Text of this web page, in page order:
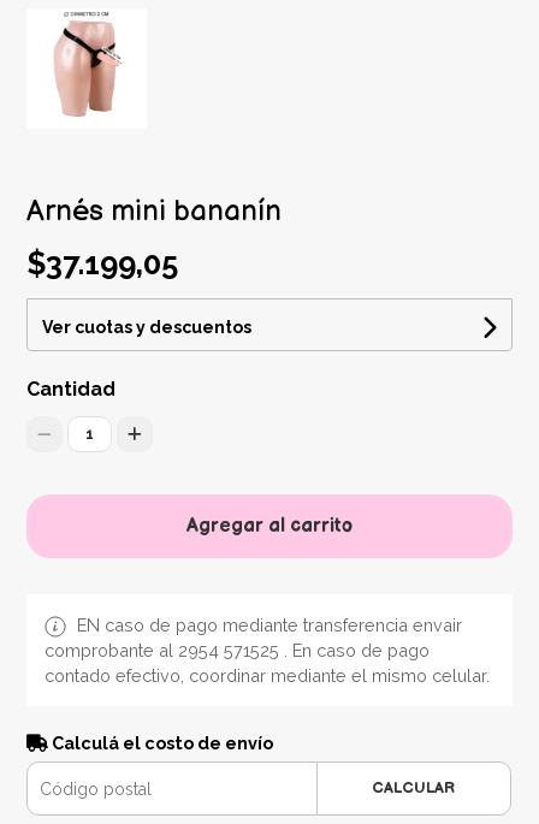
Arnés mini bananín
$37.199,05
Ver cuotas y descuentos
Cantidad
1
Agregar al carrito
EN caso de pago mediante transferencia envair
comprobante al 2954 571525 . En caso de pago
contado efectivo, coordinar mediante el mismo celular.
Calculá el costo de envío
CALCULAR